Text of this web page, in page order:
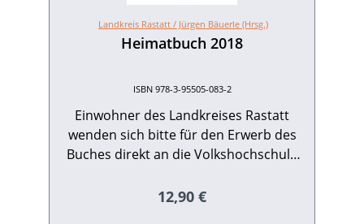
Landkreis Rastatt / Jürgen Bäuerle (Hrsg.)
Heimatbuch 2018
ISBN 978-3-95505-083-2
Einwohner des Landkreises Rastatt
wenden sich bitte für den Erwerb des
Buches direkt an die Volkshochschule
Tel. 07222 381-3500 Das HeimatbuchRegulärer Preis:
12,90 €